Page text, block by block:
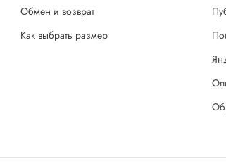
Обмен и возврат
Как выбрать размер